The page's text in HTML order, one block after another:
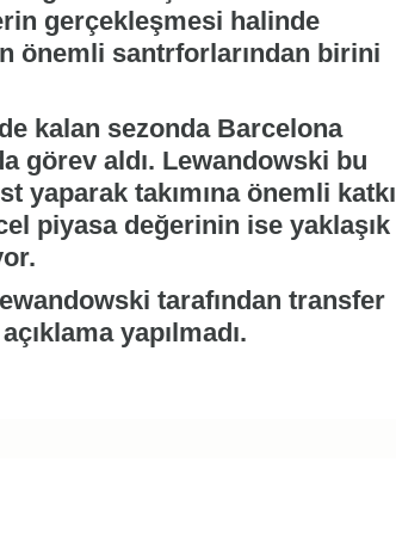
gerçekleşmesi halinde
önemli santrforlarından birini
kalan sezonda Barcelona
görev aldı. Lewandowski bu
yaparak takımına önemli katkı
piyasa değerinin ise yaklaşık
tarafından transfer
yapılmadı.